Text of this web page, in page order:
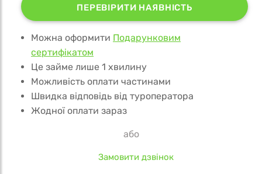
ПЕРЕВІРИТИ НАЯВНІСТЬ
Можна оформити Подарунковим
сертифікатом
Це займе лише 1 хвилину
Можливість оплати частинами
Швидка відповідь від туроператора
Жодної оплати зараз
або
Замовити дзвінок